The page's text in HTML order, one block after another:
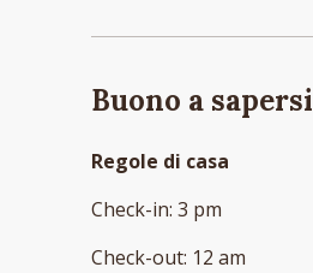
Buono a sapersi
Regole di casa
Check-in: 3 pm
Check-out: 12 am